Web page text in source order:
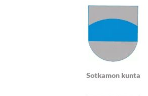
Sotkamon kunta